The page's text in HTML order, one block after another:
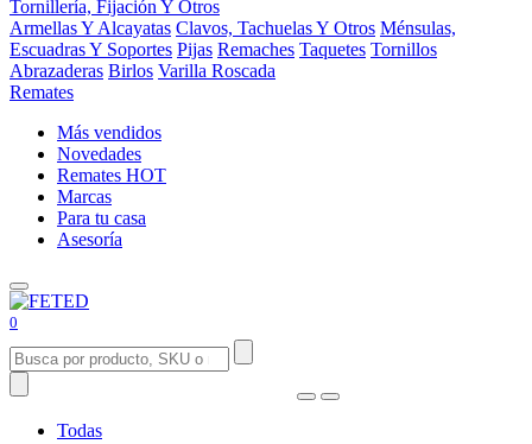
Tornillería, Fijación Y Otros
Armellas Y Alcayatas Clavos, Tachuelas Y Otros Ménsulas,
Escuadras Y Soportes Pijas Remaches Taquetes Tornillos
Abrazaderas Birlos Varilla Roscada
Remates
Más vendidos
Novedades
Remates HOT
Marcas
Para tu casa
Asesoría
0
Todas